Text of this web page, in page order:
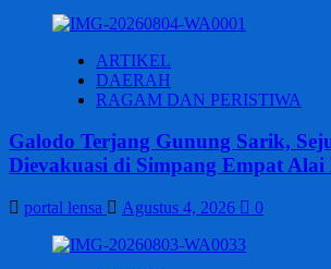
ARTIKEL
DAERAH
RAGAM DAN PERISTIWA
Galodo Terjang Gunung Sarik,
Dievakuasi di Simpang Empat Alai
portal lensa Agustus 4, 2026 0